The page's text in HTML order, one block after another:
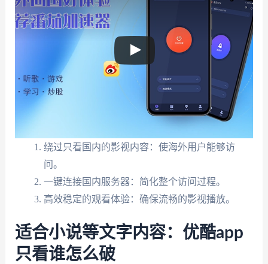
绕过只看国内的影视内容：使海外用户能够访
问。
一键连接国内服务器：简化整个访问过程。
高效稳定的观看体验：确保流畅的影视播放。
适合小说等文字内容：优酷app
只看谁怎么破